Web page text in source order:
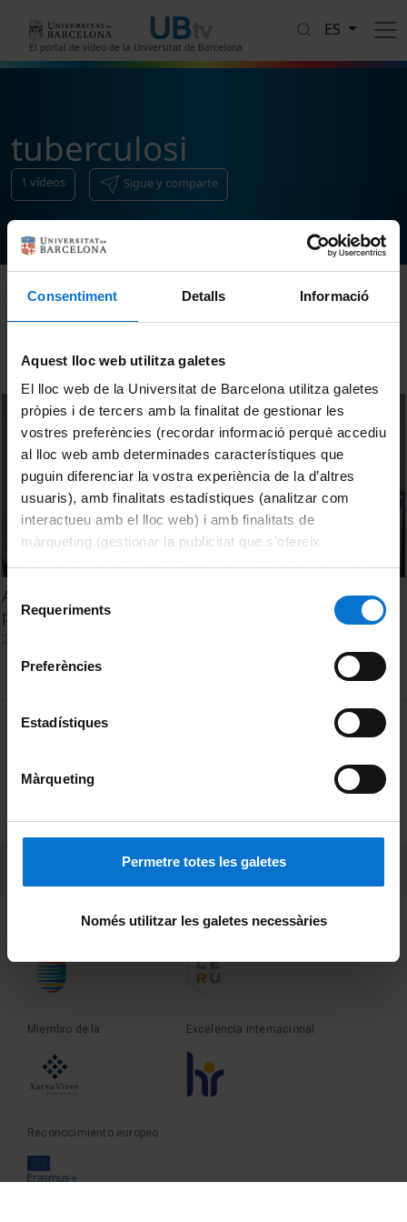
Consentiment Detalls Informació
Aquest lloc web utilitza galetes
El lloc web de la Universitat de Barcelona utilitza galetes
pròpies i de tercers amb la finalitat de gestionar les
vostres preferències (recordar informació perquè accediu
al lloc web amb determinades característiques que
puguin diferenciar la vostra experiència de la d’altres
usuaris), amb finalitats estadístiques (analitzar com
interactueu amb el lloc web) i amb finalitats de
màrqueting (gestionar la publicitat que s’ofereix
consultar laPolítica de galetes del lloc web de la
Selecció
de Requeriments
Preferències
Estadístiques
Màrqueting
Permetre totes les galetes
Només utilitzar les galetes necessàries
El portal de vídeo de la Universitat de Barcelona
ES
tuberculosi
1 vídeos Sigue y comparte
Ordenar
A bord del Beagle T2. La tuberculosi: per què encara és un
problema de salut pública?
MENÚ PEU 1
Privacidad y términos
Sobre UBtv
Fundadora de la Miembro de la
Miembro de la Excelencia internacional
Reconocimiento europeo